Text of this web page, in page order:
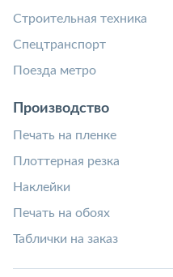
Строительная техника
Спецтранспорт
Поезда метро
Производство
Печать на пленке
Плоттерная резка
Наклейки
Печать на обоях
Таблички на заказ